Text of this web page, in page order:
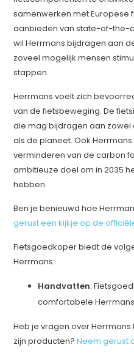
samenwerken met Europese
aanbieden van state-of-the-
wil Herrmans bijdragen aan
zoveel mogelijk mensen
stappen.
Herrmans voelt zich
van de fietsbeweging. De
die mag bijdragen aan zowel
als de planeet. Ook
verminderen van de carbon
ambitieuze doel om in 2035
hebben.
Ben je benieuwd hoe
gerust een kijkje op de
Fietsgoedkoper biedt de
Herrmans:
Handvatten:
comfortabele
Heb je vragen over
zijn producten?Neem gerust